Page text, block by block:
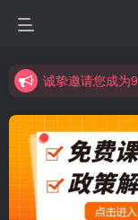
诚挚邀请您成
诚挚邀请您成为
学习路上不孤独，99学社与你同行！分享